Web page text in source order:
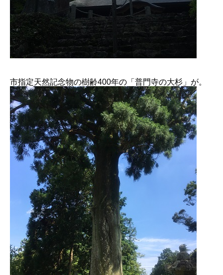
市指定天然記念物の樹齢400年の「普門寺の大杉」が。